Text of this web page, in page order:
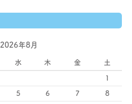
2026年8月
水 木 金 土
1
5 6 7 8